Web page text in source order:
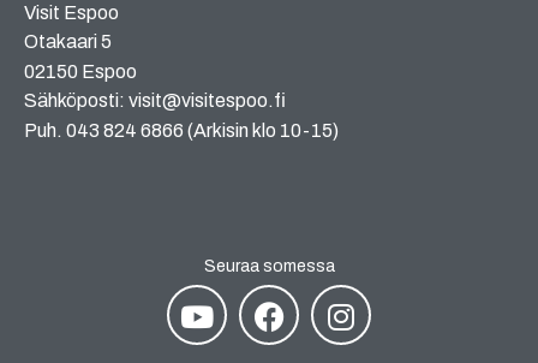
Visit Espoo
Otakaari 5
02150 Espoo
Sähköposti: visit@visitespoo.fi
Puh. 043 824 6866 (Arkisin klo 10-15)
Seuraa somessa